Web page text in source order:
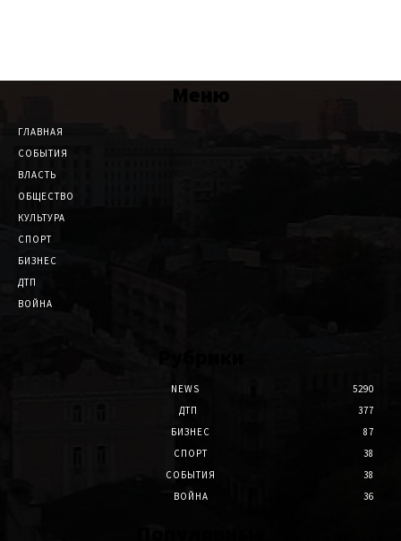
Меню
ГЛАВНАЯ
СОБЫТИЯ
ВЛАСТЬ
ОБЩЕСТВО
КУЛЬТУРА
СПОРТ
БИЗНЕС
ДТП
ВОЙНА
NEWS
5290
ДТП
377
БИЗНЕС
87
СПОРТ
38
СОБЫТИЯ
38
ВОЙНА
36